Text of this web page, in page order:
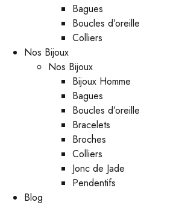
Bagues
Boucles d’oreille
Colliers
Nos Bijoux
Nos Bijoux
Bijoux Homme
Bagues
Boucles d’oreille
Bracelets
Broches
Colliers
Jonc de Jade
Pendentifs
Blog